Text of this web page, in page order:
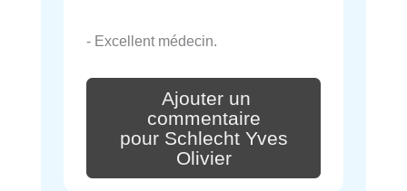
- Excellent médecin.
Ajouter un
commentaire
pour Schlecht Yves
Olivier